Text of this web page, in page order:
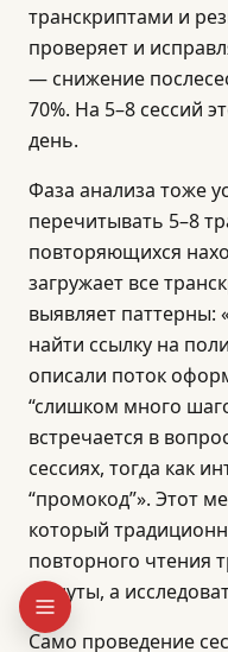
транскриптами и
проверяет и
— снижение
70%. На 5–8 сессий
день.
Фаза анализа тоже
перечитывать 5–8
повторяющихся
загружает все
выявляет паттерны:
найти ссылку на
описали поток
“слишком много
встречается в
сессиях, тогда как
“промокод”». Этот
который
повторного чтения
минуты, а
Само проведение